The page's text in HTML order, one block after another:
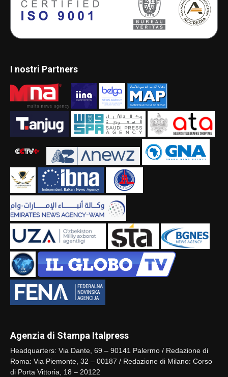
I nostri Partners
Agenzia di Stampa Italpress
Headquarters: Via Dante, 69 – 90141 Palermo / Redazione di
Roma: Via Piemonte, 32 – 00187 / Redazione di Milano: Corso
di Porta Vittoria, 18 – 20122